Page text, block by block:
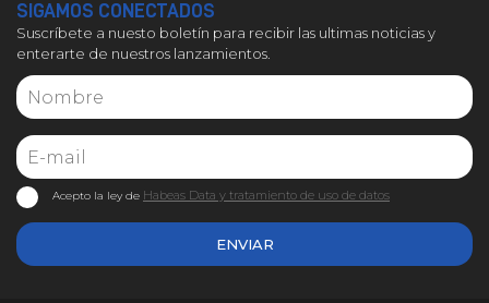
SIGAMOS CONECTADOS
Suscríbete a nuesto boletín para recibir las ultimas noticias y
enterarte de nuestros lanzamientos.
ENVIAR
Acepto la ley de Habeas Data y tratamiento de uso de datos